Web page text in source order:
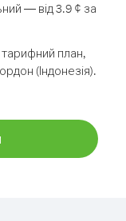
— від 3.9 ¢ за
план,
(Індонезія).